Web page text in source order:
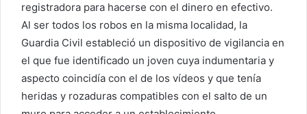
registradora para hacerse con el dinero en efectivo.
Al ser todos los robos en la misma localidad, la
Guardia Civil estableció un dispositivo de vigilancia en
el que fue identificado un joven cuya indumentaria y
aspecto coincidía con el de los vídeos y que tenía
heridas y rozaduras compatibles con el salto de un